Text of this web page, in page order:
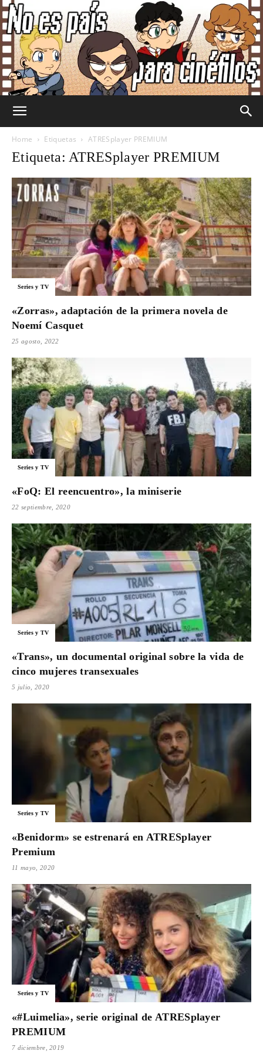
País
Para
Home Etiquetas ATRESplayer PREMIUM
Etiqueta: ATRESplayer PREMIUM
Series y TV
«Zorras», adaptación de la primera novela de
Noemí Casquet
25 agosto, 2022
Series y TV
«FoQ: El reencuentro», la miniserie
22 septiembre, 2020
Series y TV
«Trans», un documental original sobre la vida de
cinco mujeres transexuales
5 julio, 2020
Series y TV
«Benidorm» se estrenará en ATRESplayer
Premium
11 mayo, 2020
Series y TV
«#Luimelia», serie original de ATRESplayer
PREMIUM
7 diciembre, 2019